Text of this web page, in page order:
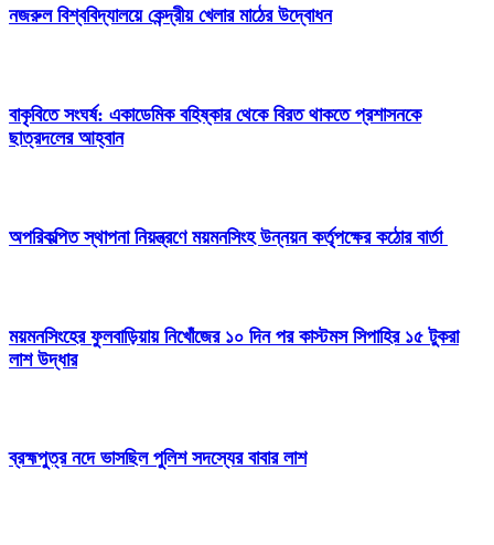
নজরুল বিশ্ববিদ্যালয়ে কেন্দ্রীয় খেলার মাঠের উদ্বোধন
বাকৃবিতে সংঘর্ষ: একাডেমিক বহিষ্কার থেকে বিরত থাকতে প্রশাসনকে
ছাত্রদলের আহ্বান
অপরিকল্পিত স্থাপনা নিয়ন্ত্রণে ময়মনসিংহ উন্নয়ন কর্তৃপক্ষের কঠোর বার্তা
ময়মনসিংহের ফুলবাড়িয়ায় নিখোঁজের ১০ দিন পর কাস্টমস সিপাহির ১৫ টুকরা
লাশ উদ্ধার
ব্রহ্মপুত্র নদে ভাসছিল পুলিশ সদস্যের বাবার লাশ